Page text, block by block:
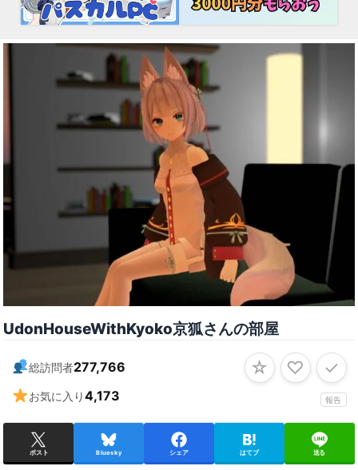
UdonHouseWithKyoko京狐さんの部屋
総訪問者277,766
お気に入り4,173 報告
☆ ♡ ✓
ポスト Bluesky シェア はてブ 送る